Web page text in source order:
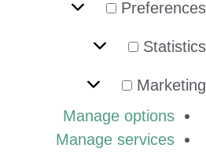
Manage options
Manage services